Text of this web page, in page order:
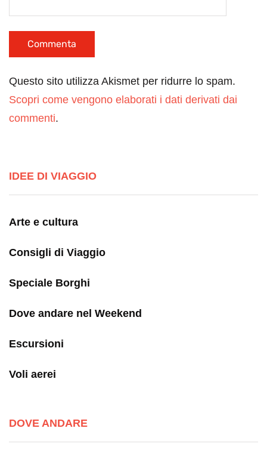
Questo sito utilizza Akismet per ridurre lo spam.
Scopri come vengono elaborati i dati derivati dai
commenti.
IDEE DI VIAGGIO
Arte e cultura
Consigli di Viaggio
Speciale Borghi
Dove andare nel Weekend
Escursioni
Voli aerei
DOVE ANDARE